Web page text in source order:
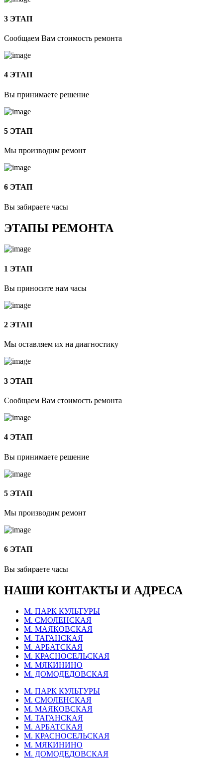
3 ЭТАП
Сообщаем Вам стоимость ремонта
4 ЭТАП
Вы принимаете решение
5 ЭТАП
Мы производим ремонт
6 ЭТАП
Вы забираете часы
ЭТАПЫ РЕМОНТА
1 ЭТАП
Вы приносите нам часы
2 ЭТАП
Мы оставляем их на диагностику
3 ЭТАП
Сообщаем Вам стоимость ремонта
4 ЭТАП
Вы принимаете решение
5 ЭТАП
Мы производим ремонт
6 ЭТАП
Вы забираете часы
НАШИ КОНТАКТЫ И АДРЕСА
М. ПАРК КУЛЬТУРЫ
М. СМОЛЕНСКАЯ
М. МАЯКОВСКАЯ
М. ТАГАНСКАЯ
М. АРБАТСКАЯ
М. КРАСНОСЕЛЬСКАЯ
М. МЯКИНИНО
М. ДОМОДЕДОВСКАЯ
М. ПАРК КУЛЬТУРЫ
М. СМОЛЕНСКАЯ
М. МАЯКОВСКАЯ
М. ТАГАНСКАЯ
М. АРБАТСКАЯ
М. КРАСНОСЕЛЬСКАЯ
М. МЯКИНИНО
М. ДОМОДЕДОВСКАЯ